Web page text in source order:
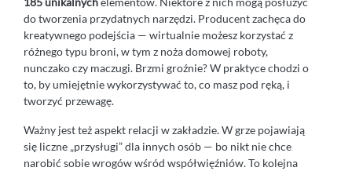
do tworzenia przydatnych narzędzi. Producent zachęca do
kreatywnego podejścia — wirtualnie możesz korzystać z
różnego typu broni, w tym z noża domowej roboty,
nunczako czy maczugi. Brzmi groźnie? W praktyce chodzi o
to, by umiejętnie wykorzystywać to, co masz pod ręką, i
tworzyć przewagę.
Ważny jest też aspekt relacji w zakładzie. W grze pojawiają
się liczne „przysługi” dla innych osób — bo nikt nie chce
narobić sobie wrogów wśród współwięźniów. To kolejna